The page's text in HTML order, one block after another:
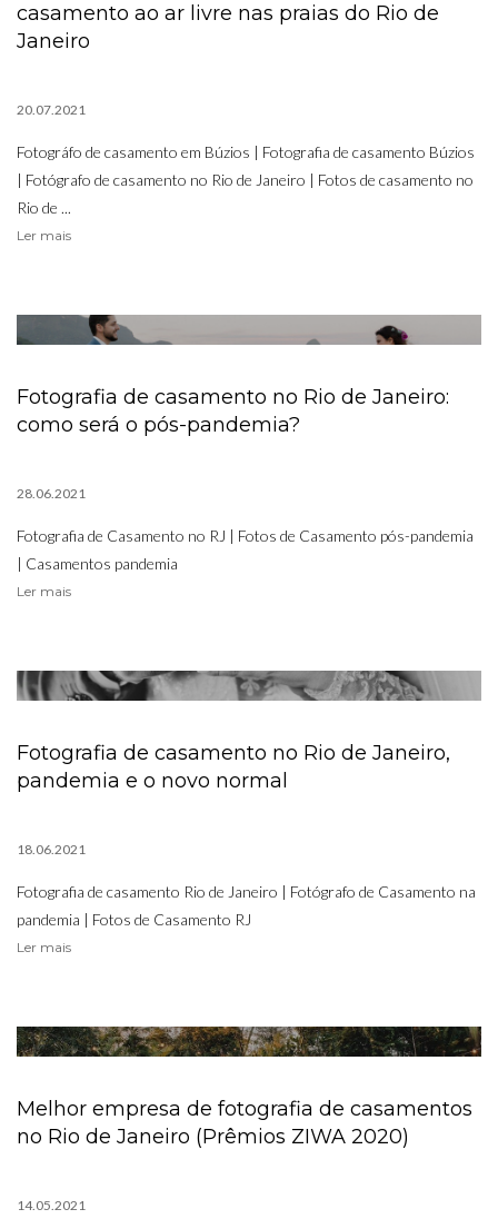
casamento ao ar livre nas praias do Rio de
Janeiro
20.07.2021
Fotográfo de casamento em Búzios | Fotografia de casamento Búzios
| Fotógrafo de casamento no Rio de Janeiro | Fotos de casamento no
Rio de ...
Ler mais
Fotografia de casamento no Rio de Janeiro:
como será o pós-pandemia?
28.06.2021
Fotografia de Casamento no RJ | Fotos de Casamento pós-pandemia
| Casamentos pandemia
Ler mais
Fotografia de casamento no Rio de Janeiro,
pandemia e o novo normal
18.06.2021
Fotografia de casamento Rio de Janeiro | Fotógrafo de Casamento na
pandemia | Fotos de Casamento RJ
Ler mais
Melhor empresa de fotografia de casamentos
no Rio de Janeiro (Prêmios ZIWA 2020)
14.05.2021